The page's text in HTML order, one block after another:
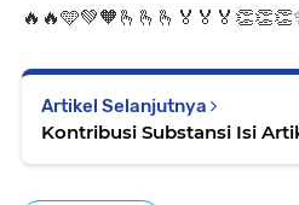
Artikel Selanjutnya
Kontribusi Substansi Isi